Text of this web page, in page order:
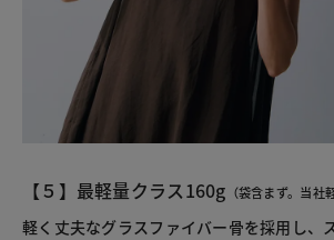
【５】最軽量クラス160g （袋含まず。当社
軽く丈夫なグラスファイバー骨を採用し、